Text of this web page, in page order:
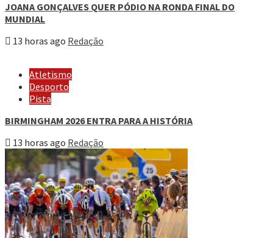
JOANA GONÇALVES QUER PÓDIO NA RONDA FINAL DO
MUNDIAL
13 horas ago Redação
Atletismo
Desporto
Pista
BIRMINGHAM 2026 ENTRA PARA A HISTÓRIA
13 horas ago Redação